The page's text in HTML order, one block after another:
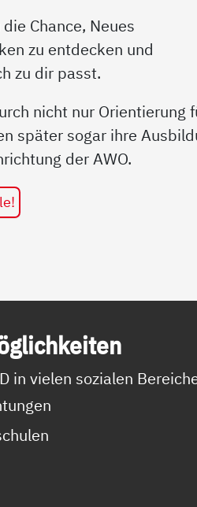
Chance, Neues
zu entdecken und
zu dir passt.
nicht nur Orientierung
später sogar ihre
der AWO.
in vielen sozialen